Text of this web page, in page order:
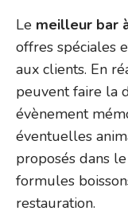
Le meilleur bar
offres spéciales
aux clients. En
peuvent faire la
évènement
éventuelles
proposés dans
formules
restauration.